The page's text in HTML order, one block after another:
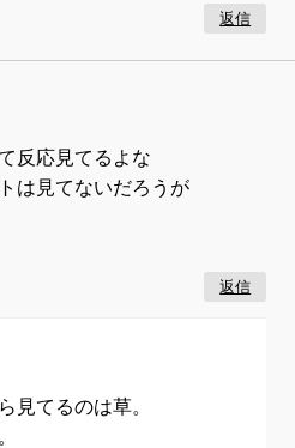
返信
反応見てるよな
は見てないだろうが
返信
見てるのは草。